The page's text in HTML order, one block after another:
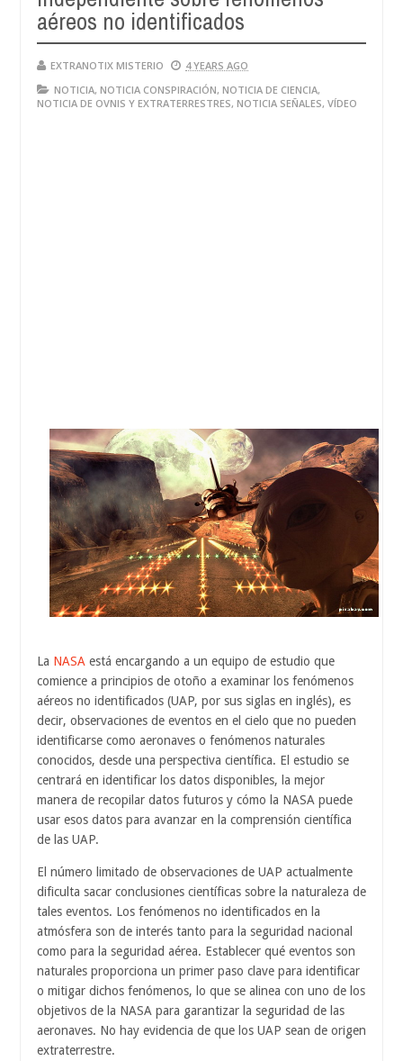
aéreos no identificados
EXTRANOTIX MISTERIO
4 YEARS AGO
NOTICIA, NOTICIA CONSPIRACIÓN, NOTICIA DE CIENCIA,
NOTICIA DE OVNIS Y EXTRATERRESTRES, NOTICIA SEÑALES, VÍDEO
La NASA está encargando a un equipo de estudio que
comience a principios de otoño a examinar los fenómenos
aéreos no identificados (UAP, por sus siglas en inglés), es
decir, observaciones de eventos en el cielo que no pueden
identificarse como aeronaves o fenómenos naturales
conocidos, desde una perspectiva científica. El estudio se
centrará en identificar los datos disponibles, la mejor
manera de recopilar datos futuros y cómo la NASA puede
usar esos datos para avanzar en la comprensión científica
de las UAP.
El número limitado de observaciones de UAP actualmente
dificulta sacar conclusiones científicas sobre la naturaleza de
tales eventos. Los fenómenos no identificados en la
atmósfera son de interés tanto para la seguridad nacional
como para la seguridad aérea. Establecer qué eventos son
naturales proporciona un primer paso clave para identificar
o mitigar dichos fenómenos, lo que se alinea con uno de los
objetivos de la NASA para garantizar la seguridad de las
aeronaves. No hay evidencia de que los UAP sean de origen
extraterrestre.